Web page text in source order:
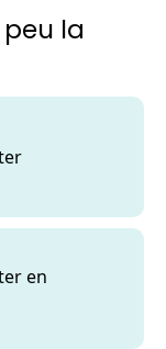
la
en